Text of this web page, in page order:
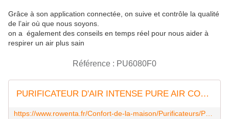
Grâce à son application connectée, on suive et contrôle la qualité
de l’air où que nous soyons.
on a également des conseils en temps réel pour nous aider à
respirer un air plus sain
Référence : PU6080F0
PURIFICATEUR D'AIR INTENSE PURE AIR CONNECT XL